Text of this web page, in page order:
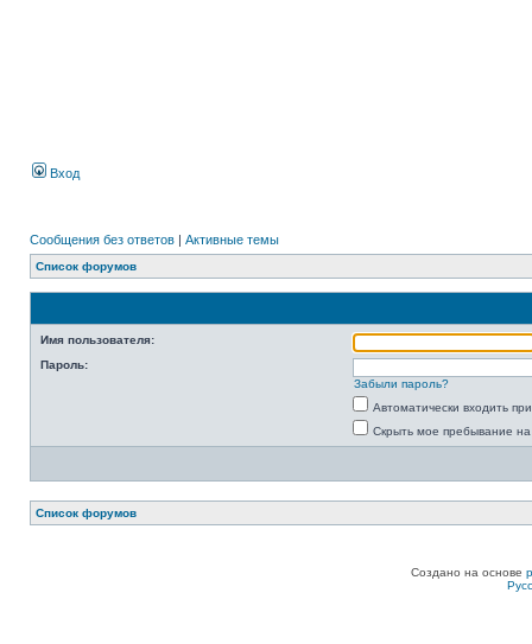
Вход
Сообщения без ответов | Активные темы
Список форумов
Имя пользователя:
Пароль:
Забыли пароль?
Автоматически входить
Скрыть мое пребывание
Список форумов
Создано на основе